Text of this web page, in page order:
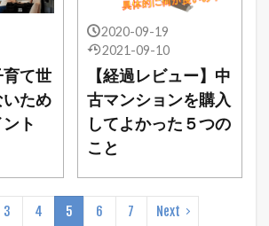
育て世
ため
ト
2020-09-19
2021-09-10
【経過レビュー】中
古マンションを購入
してよかった５つの
こと
3 4 5 6 7 Next